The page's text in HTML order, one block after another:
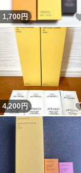
1,700円
4,200円